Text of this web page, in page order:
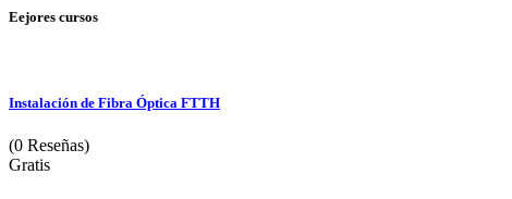
Eejores cursos
Instalación de Fibra Óptica FTTH
(0 Reseñas)
Gratis